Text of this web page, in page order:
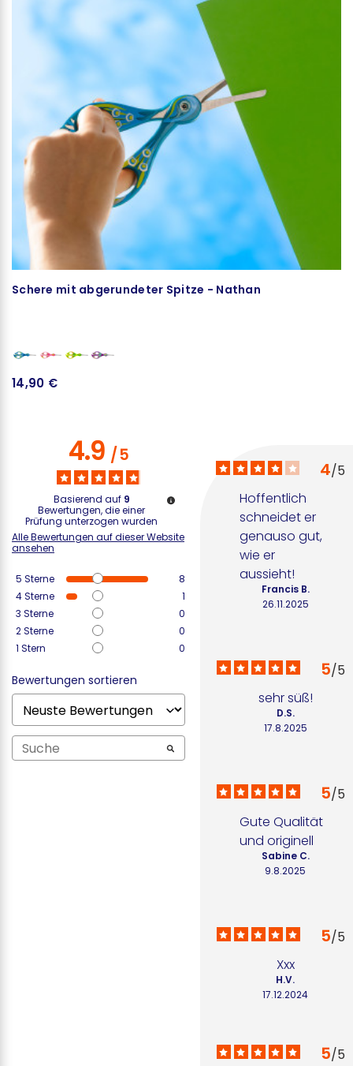
Schere mit abgerundeter Spitze - Nathan
14,90 €
4.9/5
Basierend auf 9
Bewertungen, die einer
Prüfung unterzogen wurden
Alle Bewertungen auf dieser Website
ansehen
5 Sterne
8
4Sterne
1
3 Sterne
0
2Sterne
0
1 Stern 0
Bewertungen sortieren
4/5
Hoffentlich
schneidet er
genauso gut,
wie er
aussieht!
26.11.2025
Francis B.
5/5
sehr süß!
17.8.2025
D.S.
5/5
Gute Qualität
und originell
9.8.2025
Sabine C.
5/5
Xxx
17.12.2024
H.V.
5/5